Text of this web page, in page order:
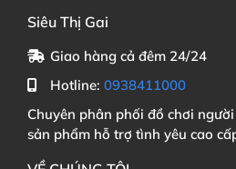
Siêu Thị Gai
Giao hàng cả đêm 24/24
Hotline: 0938411000
Chuyên phân phối đồ chơi
sản phẩm hỗ trợ tình yêu cao